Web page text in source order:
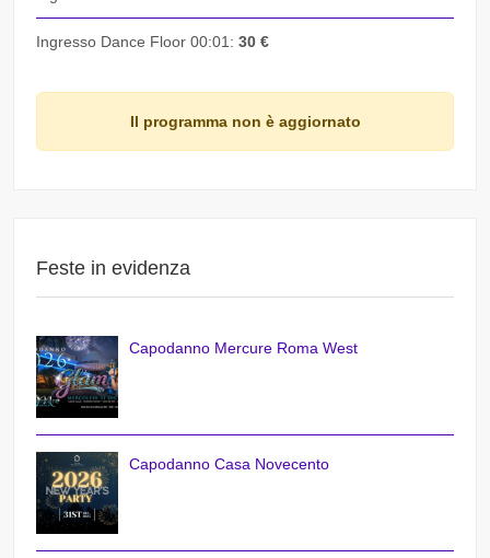
Ingresso Dance Floor 00:01: 30 €
Il programma non è aggiornato
Feste in evidenza
Capodanno Mercure Roma West
Capodanno Casa Novecento